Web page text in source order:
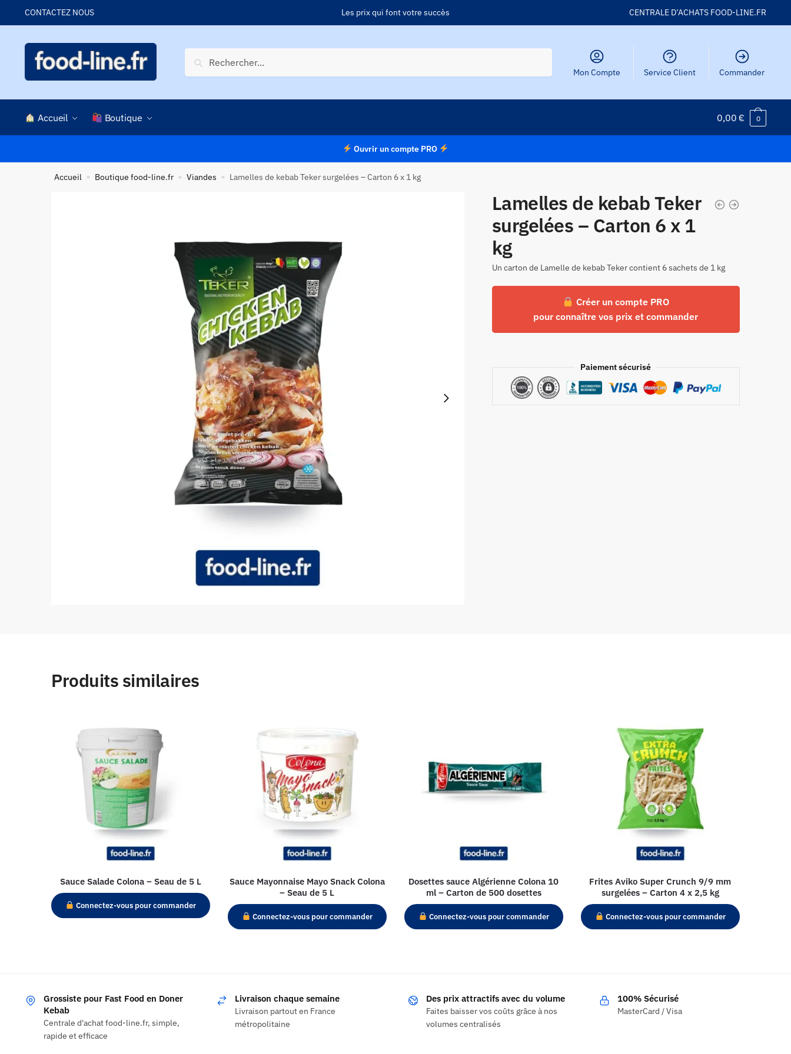
CONTACTEZ NOUS Les prix qui font votre succès CENTRALE D’ACHATS FOOD-LINE.FR
pour :
Recherche
Mon Compte Service Client Commander
Accueil Boutique 0,00 € 0
Ouvrir un compte PRO
Accueil » Boutique food-line.fr » Viandes » Lamelles de kebab Teker surgelées – Carton 6 x 1 kg
Lamelles de kebab Teker
surgelées – Carton 6 x 1
kg
Un carton de Lamelle de kebab Teker contient 6 sachets de 1 kg
Créer un compte PRO
pour connaître vos prix et commander
Paiement sécurisé
Produits similaires
Sauce Salade Colona – Seau de 5 L
Connectez-vous pour commander
Sauce Mayonnaise Mayo Snack Colona
– Seau de 5 L
Connectez-vous pour commander
Dosettes sauce Algérienne Colona 10
ml – Carton de 500 dosettes
Connectez-vous pour commander
Frites Aviko Super Crunch 9/9 mm
surgelées – Carton 4 x 2,5 kg
Connectez-vous pour commander
Grossiste pour Fast Food en Doner
Kebab
Centrale d'achat food-line.fr, simple,
rapide et efficace
Livraison chaque semaine
Livraison partout en France
métropolitaine
Des prix attractifs avec du volume
Faites baisser vos coûts grâce à nos
volumes centralisés
100% Sécurisé
MasterCard / Visa